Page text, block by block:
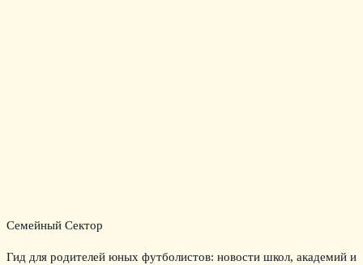
Семейный Сектор
Гид для родителей юных футболистов: новости школ, академий и